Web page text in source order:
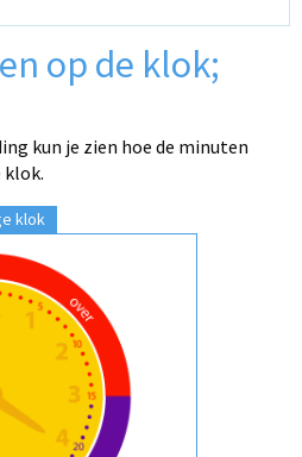
op de klok;
kun je zien hoe de minuten
klok.
klok